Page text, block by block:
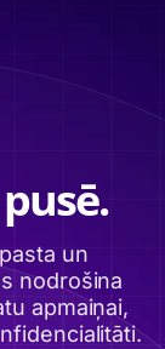
un
nodrošina
apmaiņai,